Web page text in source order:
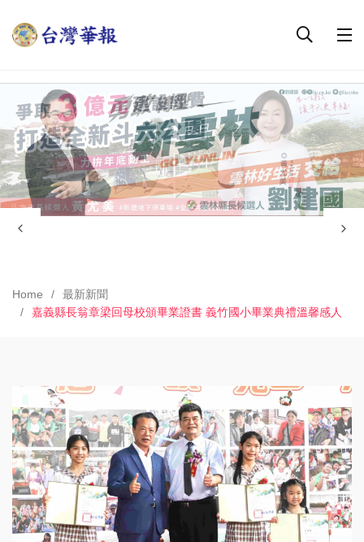
Home
最新新聞
嘉義縣長翁章梁回母校頒畢業證書 義竹國小畢業典禮溫馨感人